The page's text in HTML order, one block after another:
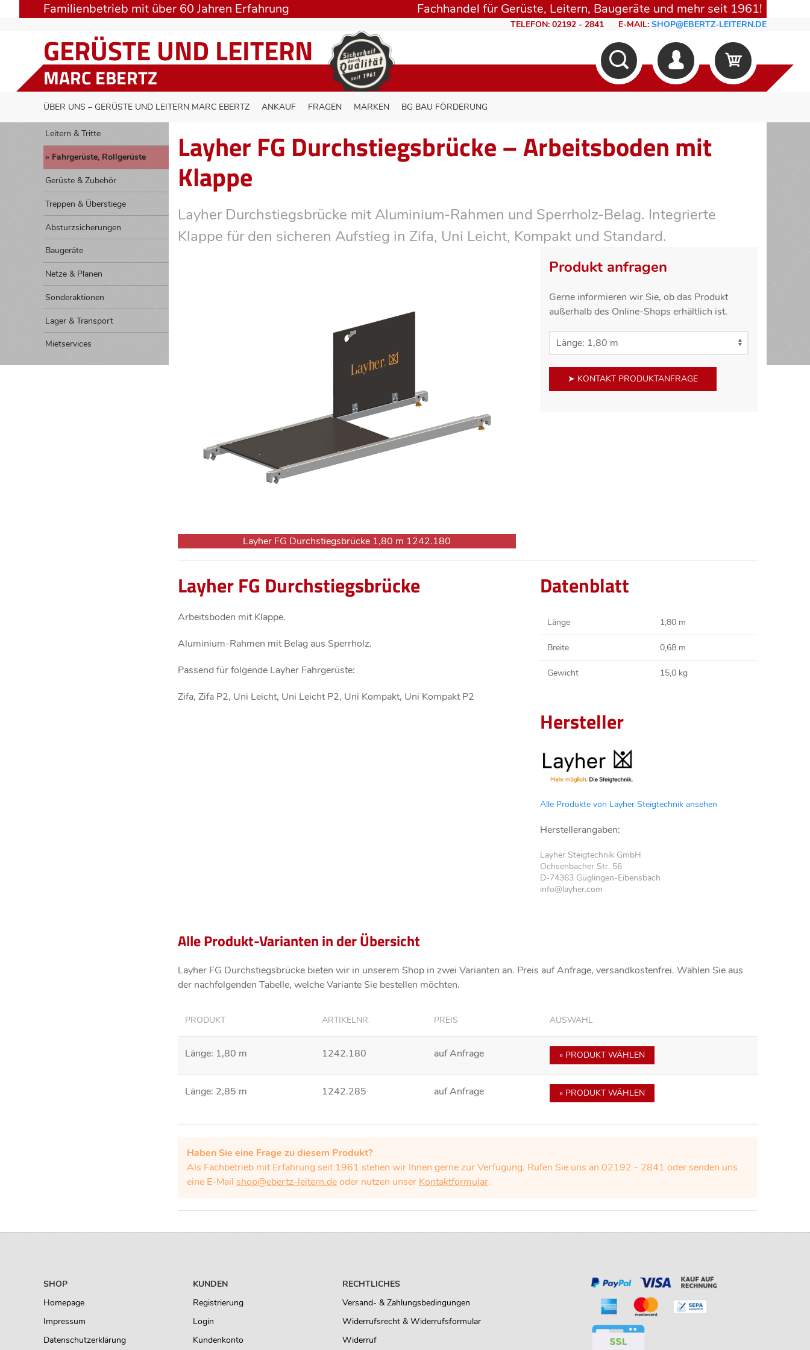
Familienbetrieb mit über 60 Jahren Erfahrung Fachhandel für Gerüste, Leitern, Baugeräte und mehr seit 1961!
TELEFON: 02192 - 2841 E-MAIL: SHOP@EBERTZ-LEITERN.DE
GERÜSTE UND LEITERN
MARC EBERTZ
ÜBER UNS – GERÜSTE UND LEITERN MARC EBERTZ ANKAUF FRAGEN MARKEN BG BAU FÖRDERUNG
Leitern & Tritte
Fahrgerüste, Rollgerüste
Gerüste & Zubehör
Treppen & Überstiege
Absturzsicherungen
Baugeräte
Netze & Planen
Sonderaktionen
Lager & Transport
Mietservices
Layher FG Durchstiegsbrücke – Arbeitsboden mit
Klappe
Layher Durchstiegsbrücke mit Aluminium-Rahmen und Sperrholz-Belag. Integrierte
Klappe für den sicheren Aufstieg in Zifa, Uni Leicht, Kompakt und Standard.
Layher FG Durchstiegsbrücke 1,80 m 1242.180
Produkt anfragen
Gerne informieren wir Sie, ob das Produkt
außerhalb des Online-Shops erhältlich ist.
➤ KONTAKT PRODUKTANFRAGE
Layher FG Durchstiegsbrücke
Arbeitsboden mit Klappe.
Aluminium-Rahmen mit Belag aus Sperrholz.
Passend für folgende Layher Fahrgerüste:
Zifa, Zifa P2, Uni Leicht, Uni Leicht P2, Uni Kompakt, Uni Kompakt P2
Datenblatt
Länge 1,80 m
Breite 0,68 m
Gewicht 15,0 kg
Hersteller
Alle Produkte von Layher Steigtechnik ansehen
Herstellerangaben:
Layher Steigtechnik GmbH
Ochsenbacher Str. 56
D-74363 Güglingen-Eibensbach
info@layher.com
Alle Produkt-Varianten in der Übersicht
Layher FG Durchstiegsbrücke bieten wir in unserem Shop in zwei Varianten an. Preis auf Anfrage, versandkostenfrei. Wählen Sie aus
der nachfolgenden Tabelle, welche Variante Sie bestellen möchten.
PRODUKT ARTIKELNR. PREIS AUSWAHL
Länge: 1,80 m 1242.180 auf Anfrage » PRODUKT WÄHLEN
Länge: 2,85 m 1242.285 auf Anfrage » PRODUKT WÄHLEN
Haben Sie eine Frage zu diesem Produkt?
Als Fachbetrieb mit Erfahrung seit 1961 stehen wir Ihnen gerne zur Verfügung. Rufen Sie uns an 02192 - 2841 oder senden uns
eine E-Mail shop@ebertz-leitern.deoder nutzen unser Kontaktformular.
SHOP
Homepage
Impressum
Datenschutzerklärung
KUNDEN
Registrierung
Login
Kundenkonto
RECHTLICHES
Versand- & Zahlungsbedingungen
Widerrufsrecht & Widerrufsformular
Widerruf